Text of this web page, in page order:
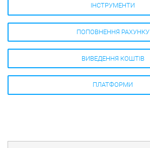
ІНСТРУМЕНТИ
ПОПОВНЕННЯ РАХУНКУ
ВИВЕДЕННЯ КОШТІВ
ПЛАТФОРМИ